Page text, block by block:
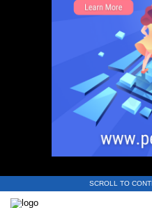
SCROLL TO